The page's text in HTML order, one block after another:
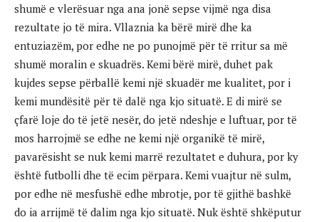
shumë e vlerësuar nga ana jonë sepse vijmë nga disa
rezultate jo të mira. Vllaznia ka bërë mirë dhe ka
entuziazëm, por edhe ne po punojmë për të rritur sa më
shumë moralin e skuadrës. Kemi bërë mirë, duhet pak
kujdes sepse përballë kemi një skuadër me kualitet, por i
kemi mundësitë për të dalë nga kjo situatë. E di mirë se
çfarë loje do të jetë nesër, do jetë ndeshje e luftuar, por të
mos harrojmë se edhe ne kemi një organikë të mirë,
pavarësisht se nuk kemi marrë rezultatet e duhura, por ky
është futbolli dhe të ecim përpara. Kemi vuajtur në sulm,
por edhe në mesfushë edhe mbrotje, por të gjithë bashkë
do ia arrijmë të dalim nga kjo situatë. Nuk është shkëputur